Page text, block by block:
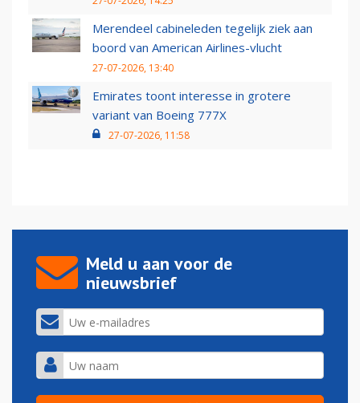
Merendeel cabineleden tegelijk ziek aan
boord van American Airlines-vlucht
27-07-2026, 13:40
Emirates toont interesse in grotere
variant van Boeing 777X
27-07-2026, 11:58
Meld u aan voor de
nieuwsbrief